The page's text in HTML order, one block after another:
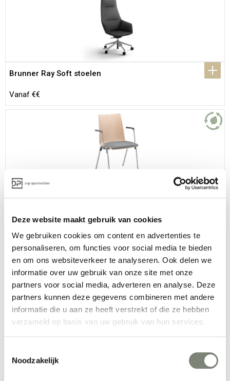
Deze website maakt gebruik van cookies
We gebruiken cookies om content en advertenties te
personaliseren, om functies voor social media te bieden
en om ons websiteverkeer te analyseren. Ook delen we
informatie over uw gebruik van onze site met onze
partners voor social media, adverteren en analyse. Deze
partners kunnen deze gegevens combineren met andere
informatie die u aan ze heeft verstrekt of die ze hebben
verzameld op basis van uw gebruik van hun services.
Noodzakelijk
Brunner Ray Soft stoelen
Vanaf €€
Brunner Crona Kruk